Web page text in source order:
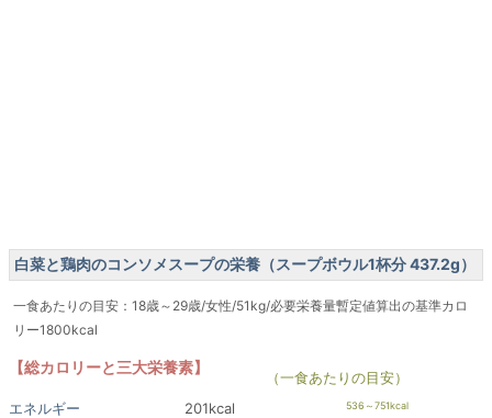
白菜と鶏肉のコンソメスープの栄養（スープボウル1杯分 437.2g）
一食あたりの目安：18歳～29歳/女性/51kg/必要栄養量暫定値算出の基準カロ
リー1800kcal
【総カロリーと三大栄養素】
（一食あたりの目安）
エネルギー
201kcal